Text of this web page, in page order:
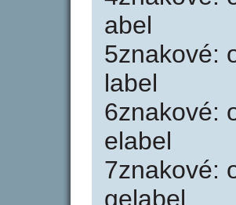
abel
5znakové:
label
6znakové:
elabel
7znakové:
gelabel